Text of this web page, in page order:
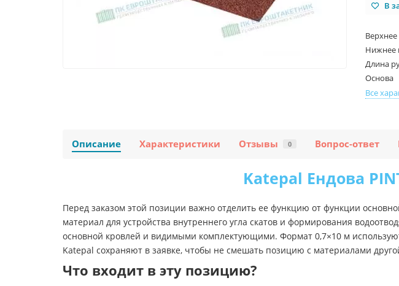
В
Нижнее
Длина
Основа
Все
Описание Характеристики Отзывы 0 Вопрос-ответ
Katepal Ендова
Перед заказом этой позиции важно отделить ее функцию от функции
материал для устройства внутреннего угла скатов и формирования
основной кровлей и видимыми комплектующими. Формат 0,7×10 м
Katepal сохраняют в заявке, чтобы не смешать позицию с материалами
Что входит в эту позицию?